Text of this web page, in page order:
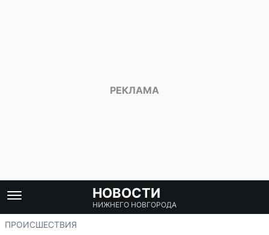
НОВОСТИ
НИЖНЕГО НОВГОРОДА
ПРОИСШЕСТВИЯ